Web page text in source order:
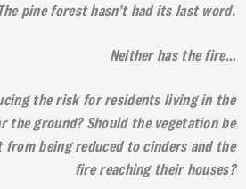
pine forest hasn’t had its last word.
Neither has the fire…
the risk for residents living in the
ground? Should the vegetation be
being reduced to cinders and the
fire reaching their houses?